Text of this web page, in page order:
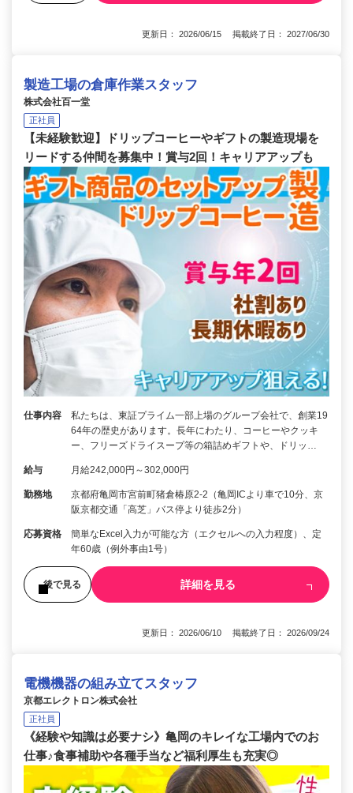
更新日： 2026/06/15 掲載終了日： 2027/06/30
製造工場の倉庫作業スタッフ
株式会社百一堂
正社員
【未経験歓迎】ドリップコーヒーやギフトの製造現場を
リードする仲間を募集中！賞与2回！キャリアアップも
仕事内容
私たちは、東証プライム一部上場のグループ会社で、創業19
64年の歴史があります。長年にわたり、コーヒーやクッキ
ー、フリーズドライスープ等の箱詰めギフトや、ドリッ…
給与 月給242,000円～302,000円
勤務地
京都府亀岡市宮前町猪倉椿原2-2（亀岡ICより車で10分、京
阪京都交通「高芝」バス停より徒歩2分）
応募資格
簡単なExcel入力が可能な方（エクセルへの入力程度）、定
年60歳（例外事由1号）
後で見る 詳細を見る
更新日： 2026/06/10 掲載終了日： 2026/09/24
電機機器の組み立てスタッフ
京都エレクトロン株式会社
正社員
《経験や知識は必要ナシ》亀岡のキレイな工場内でのお
仕事♪食事補助や各種手当など福利厚生も充実◎